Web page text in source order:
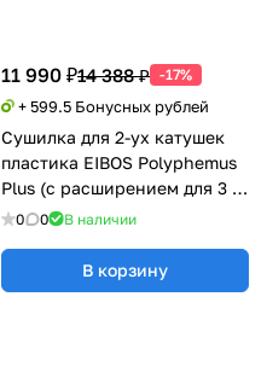
11 990 ₽14 388 ₽ -17%
+ 599.5 Бонусных рублей
Сушилка для 2-ух катушек
пластика EIBOS Polyphemus
Plus (с расширением для 3 кг
катушки)
0 0 В наличии
В корзину